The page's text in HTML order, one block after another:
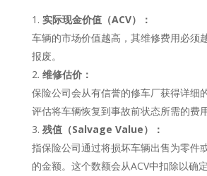
实际现金价值（ACV）：
车辆的市场价值越高，其维修费用必须
报废。
维修估价：
保险公司会从有信誉的修车厂获得详细
评估将车辆恢复到事故前状态所需的费用
残值（Salvage Value）：
指保险公司通过将损坏车辆出售为零件
的金额。这个数额会从ACV中扣除以确定